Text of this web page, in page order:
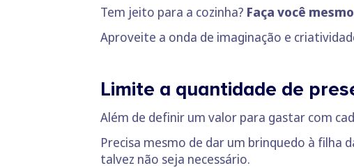
Tem jeito para a cozinha? Faça você
Aproveite a onda de imaginação e
Limite a quantidade de
Além de definir um valor para gastar com
Precisa mesmo de dar um brinquedo à filha
talvez não seja necessário.